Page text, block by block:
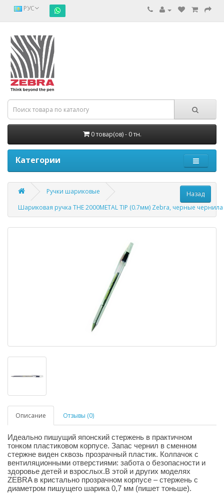
РУС
0 товар(ов) - 0 тн.
Категории
Ручки шариковые
Шариковая ручка THE 2000METAL TIP (0.7мм) Zebra, черные чернила
Описание Отзывы (0)
Идеально пишущий японский стержень в практичном
тонком пластиковом корпусе. Запас чернил в сменном
стержне виден сквозь прозрачный пластик. Колпачок с
вентиляционными отверстиями: забота о безопасности и
здоровье детей и взрослых.В этой и других моделях
ZEBRA в кристально прозрачном корпусе – стержень с
диаметром пишущего шарика 0,7 мм (пишет тоньше).